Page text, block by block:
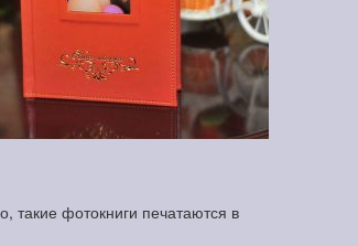
такие фотокниги печатаются в